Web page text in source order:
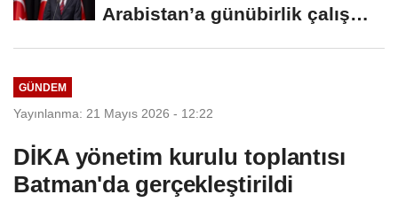
Arabistan’a günübirlik çalışma
GÜNDEM
Yayınlanma: 21 Mayıs 2026 - 12:22
DİKA yönetim kurulu toplantısı
Batman'da gerçekleştirildi